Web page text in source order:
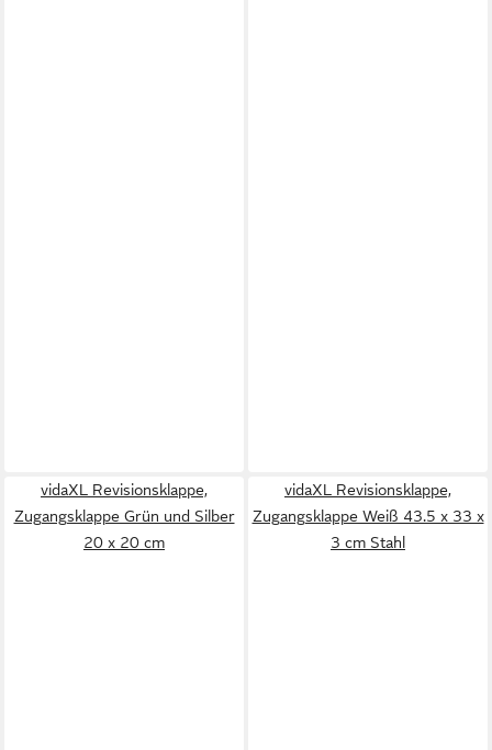
vidaXL Revisionsklappe,
Zugangsklappe Grün und Silber
20 x 20 cm
vidaXL Revisionsklappe,
Zugangsklappe Weiß 43.5 x 33 x
3 cm Stahl